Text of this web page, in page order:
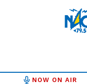
NOW ON AIR